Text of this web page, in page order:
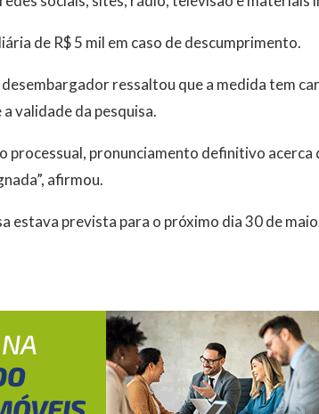
de R$ 5 mil em caso de descumprimento.
ressaltou que a medida tem
validade da pesquisa.
processual, pronunciamento definitivo acerca
afirmou.
estava prevista para o próximo dia 30 de